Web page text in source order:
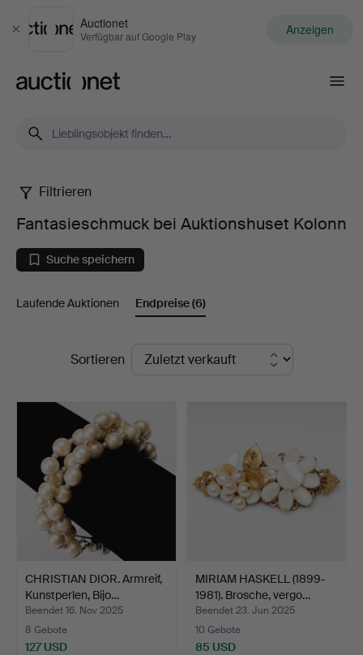
Schließen
Auctionet
Verfügbar auf Google Play Anzeigen
Fantasieschmuck
bei
Auktionshuset
Kolonn
Filtrieren
Fantasieschmuck bei Auktionshuset Kolonn
Suche speichern
Laufende Auktionen Endpreise(6)
EndpreiseSortieren
CHRISTIAN DIOR. Armreif,
Kunstperlen, Bijo…
Beendet 16. Nov 2025
8 Gebote
127 USD
MIRIAM HASKELL (1899-
1981). Brosche, vergo…
Beendet 23. Jun 2025
10 Gebote
85 USD